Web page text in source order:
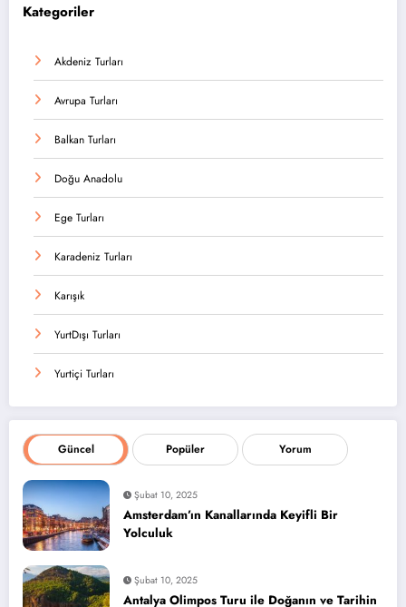
Kategoriler
Akdeniz Turları
Avrupa Turları
Balkan Turları
Doğu Anadolu
Ege Turları
Karadeniz Turları
Karışık
YurtDışı Turları
Yurtiçi Turları
Güncel Popüler Yorum
Şubat 10, 2025
Amsterdam’ın Kanallarında Keyifli Bir
Yolculuk
Şubat 10, 2025
Antalya Olimpos Turu ile Doğanın ve Tarihin